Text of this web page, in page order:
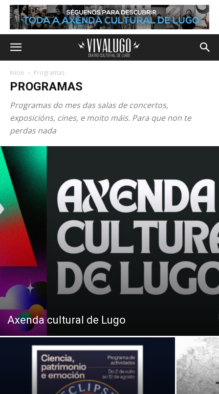
Inicio Programas
PROGRAMAS
Programas do mes das salas de concertos,
exposicións, cines, e moito máis. Para que non te
perdas nada
Axenda cultural de Lugo